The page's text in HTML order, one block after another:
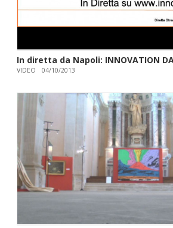
In diretta da Napoli: INNOVATION
VIDEO 04/10/2013